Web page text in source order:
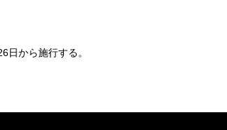
日から施行する。